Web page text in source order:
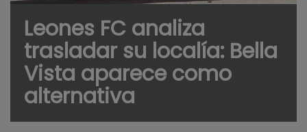
Leones FC analiza
trasladar su localía: Bella
Vista aparece como
alternativa